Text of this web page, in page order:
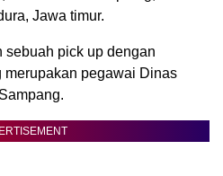
Jawa timur.
sebuah pick up dengan
pegawai Dinas